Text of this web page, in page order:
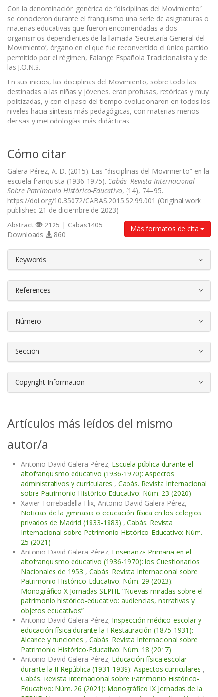
Con la denominación genérica de “disciplinas del Movimiento”
se conocieron durante el franquismo una serie de asignaturas o
materias educativas que fueron encomendadas a dos
organismos dependientes de la llamada ‘Secretaría General del
Movimiento’, órgano en el que fue reconvertido el único partido
permitido por el régimen, Falange Española Tradicionalista y de
las J.O.N.S.
En sus inicios, las disciplinas del Movimiento, sobre todo las
destinadas a las niñas y jóvenes, eran profusas, retóricas y muy
politizadas, y con el paso del tiempo evolucionaron en todos los
niveles hacia síntesis más pedagógicas, con materias menos
densas y metodologías más didácticas.
Cómo citar
Galera Pérez, A. D. (2015). Las “disciplinas del Movimiento” en la
escuela franquista (1936-1975). Cabás. Revista Internacional
Sobre Patrimonio Histórico-Educativo, (14), 74–95.
https://doi.org/10.35072/CABAS.2015.52.99.001 (Original work
published 21 de diciembre de 2023)
Más formatos de cita
Abstract
2125 | Cabas1405
Downloads
860
Keywords
References
Número
Sección
Copyright Information
Artículos más leídos del mismo
autor/a
Antonio David Galera Pérez, Escuela pública durante el
altofranquismo educativo (1936-1970): Aspectos
administrativos y curriculares , Cabás. Revista Internacional
sobre Patrimonio Histórico-Educativo: Núm. 23 (2020)
Xavier Torrebadella Flix, Antonio David Galera Pérez,
Noticias de la gimnasia o educación física en los colegios
privados de Madrid (1833-1883) , Cabás. Revista
Internacional sobre Patrimonio Histórico-Educativo: Núm.
25 (2021)
Antonio David Galera Pérez, Enseñanza Primaria en el
altofranquismo educativo (1936-1970): los Cuestionarios
Nacionales de 1953 , Cabás. Revista Internacional sobre
Patrimonio Histórico-Educativo: Núm. 29 (2023):
Monográfico X Jornadas SEPHE “Nuevas miradas sobre el
patrimonio histórico-educativo: audiencias, narrativas y
objetos educativos”
Antonio David Galera Pérez, Inspección médico-escolar y
educación física durante la I Restauración (1875-1931):
Alcance y funciones , Cabás. Revista Internacional sobre
Patrimonio Histórico-Educativo: Núm. 18 (2017)
Antonio David Galera Pérez, Educación física escolar
durante la II República (1931-1939): Aspectos curriculares ,
Cabás. Revista Internacional sobre Patrimonio Histórico-
Educativo: Núm. 26 (2021): Monográfico IX Jornadas de la